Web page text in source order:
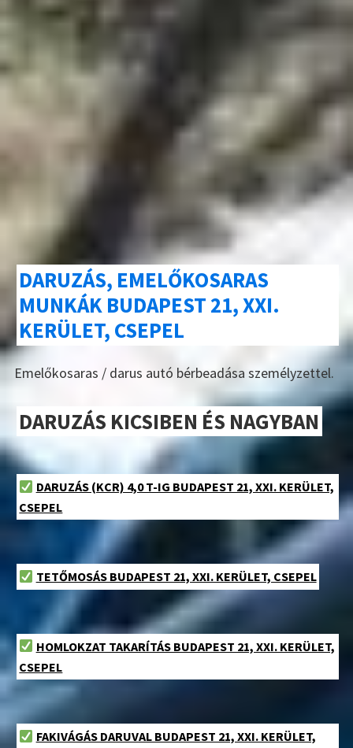
DARUZÁS, EMELŐKOSARAS
MUNKÁK BUDAPEST 21, XXI.
KERÜLET, CSEPEL
Emelőkosaras / darus autó bérbeadása személyzettel.
DARUZÁS KICSIBEN ÉS NAGYBAN
DARUZÁS (KCR) 4,0 T-IG BUDAPEST 21, XXI. KERÜLET,
CSEPEL
TETŐMOSÁS BUDAPEST 21, XXI. KERÜLET, CSEPEL
HOMLOKZAT TAKARÍTÁS BUDAPEST 21, XXI. KERÜLET,
CSEPEL
FAKIVÁGÁS DARUVAL BUDAPEST 21, XXI. KERÜLET,